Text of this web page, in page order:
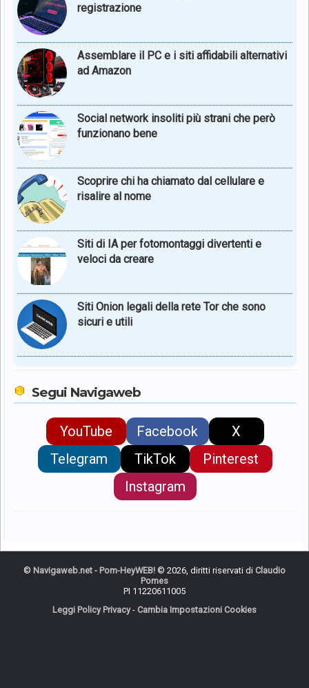
registrazione
Assemblare il PC e i siti affidabili alternativi
ad Amazon
Social network insoliti più strani che però
funzionano bene
Scoprire chi ha chiamato dal cellulare e
risalire al nome
Siti di IA per fotomontaggi divertenti e
veloci da creare
Siti Onion legali della rete Tor che sono
sicuri e utili
Segui Navigaweb
YouTube Facebook
X
Telegram
TikTok
Pinterest
Instagram
© Navigaweb.net - Pom-HeyWEB! © 2026, diritti riservati di Claudio
Pomes
PI 11220611005
Leggi Policy Privacy- Cambia Impostazioni Cookies